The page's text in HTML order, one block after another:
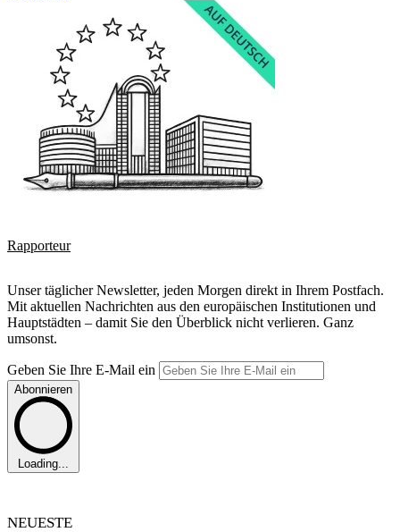
Rapporteur
Unser täglicher Newsletter, jeden Morgen direkt in Ihrem Postfach.
Mit aktuellen Nachrichten aus den europäischen Institutionen und
Hauptstädten – damit Sie den Überblick nicht verlieren. Ganz
umsonst.
Geben Sie Ihre E-Mail ein
Abonnieren
Loading...
NEUESTE